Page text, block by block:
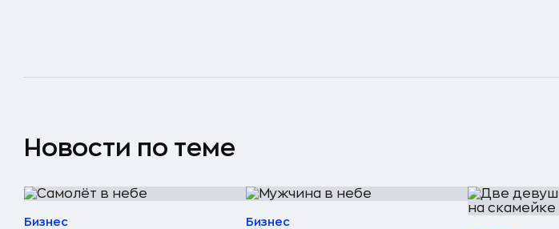
Новости по теме
Бизнес Бизнес